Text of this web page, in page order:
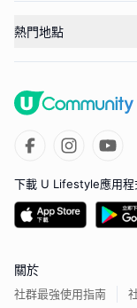
熱門地點
下載 U Lifestyle應用程
關於
社群最強使用指南